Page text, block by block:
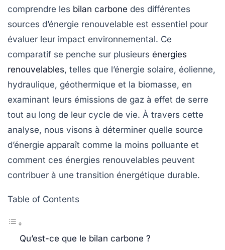
comprendre les bilan carbone des différentes
sources d’énergie renouvelable est essentiel pour
évaluer leur impact environnemental. Ce
comparatif se penche sur plusieurs énergies
renouvelables, telles que l’énergie solaire, éolienne,
hydraulique, géothermique et la biomasse, en
examinant leurs émissions de gaz à effet de serre
tout au long de leur cycle de vie. À travers cette
analyse, nous visons à déterminer quelle source
d’énergie apparaît comme la moins polluante et
comment ces énergies renouvelables peuvent
contribuer à une transition énergétique durable.
Table of Contents
Qu’est-ce que le bilan carbone ?